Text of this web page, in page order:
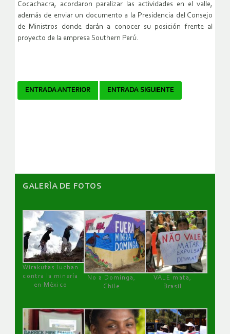
Cocachacra, acordaron paralizar las actividades en el valle,
además de enviar un documento a la Presidencia del Consejo
de Ministros donde darán a conocer su posición frente al
proyecto de la empresa Southern Perú.
Navegador
ENTRADA ANTERIOR ENTRADA SIGUIENTE
GALERÌA DE FOTOS
Wirakutas luchan
contra la minería
en México
No a Dominga,
Chile
VALE mata,
Brasil